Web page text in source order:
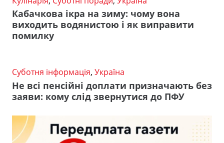
Кабачкова ікра на зиму: чому вона
виходить водянистою і як виправити
помилку
Суботня інформація, Україна
Не всі пенсійні доплати призначають без
заяви: кому слід звернутися до ПФУ